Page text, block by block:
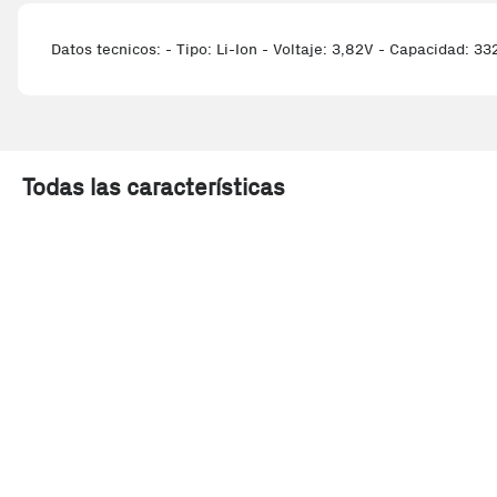
Datos tecnicos: - Tipo: Li-Ion - Voltaje: 3,82V - Capacidad:
Todas las características